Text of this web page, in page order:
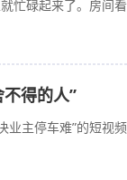
忙碌起来了。房间
得的人”
主停车难”的短视